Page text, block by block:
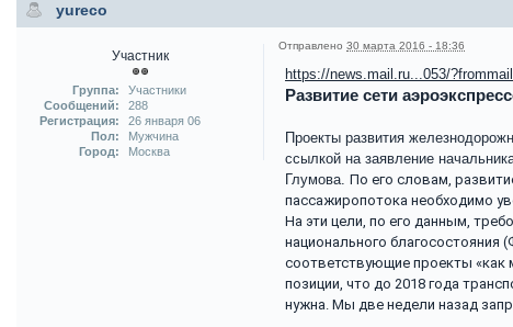
yureco
Участник
Группа:
Участники
Сообщений:
288
Регистрация:
26 января 06
Пол:
Мужчина
Город:
Москва
Отправлено 30 марта 2016 - 18:36
https://news.mail.ru...053/
Развитие сети
Проекты развития
ссылкой на заявление
Глумова. По его словам,
пассажиропотока необходимо
На эти цели, по его данным,
национального благосостояния
соответствующие проекты «как
позиции, что до 2018 года
нужна. Мы две недели назад